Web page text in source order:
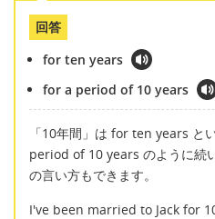
回答
for ten years
for a period of 10 years
「10年間」は for ten years と
period of 10 years のように続
の言い方もできます。
I've been married to Jack for